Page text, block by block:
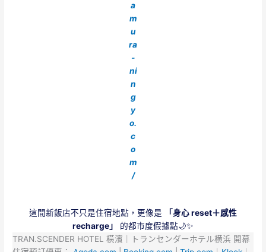
a
m
u
ra
-
ni
n
g
y
o.
c
o
m
/
這間新飯店不只是住宿地點，更像是
「身心 reset＋感性
recharge」
的都市度假據點🌙✨
TRAN.SCENDER HOTEL 橫濱｜トランセンダーホテル横浜 開幕